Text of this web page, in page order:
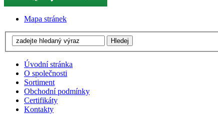
Mapa stránek
Úvodní stránka
O společnosti
Sortiment
Obchodní podmínky
Certifikáty
Kontakty